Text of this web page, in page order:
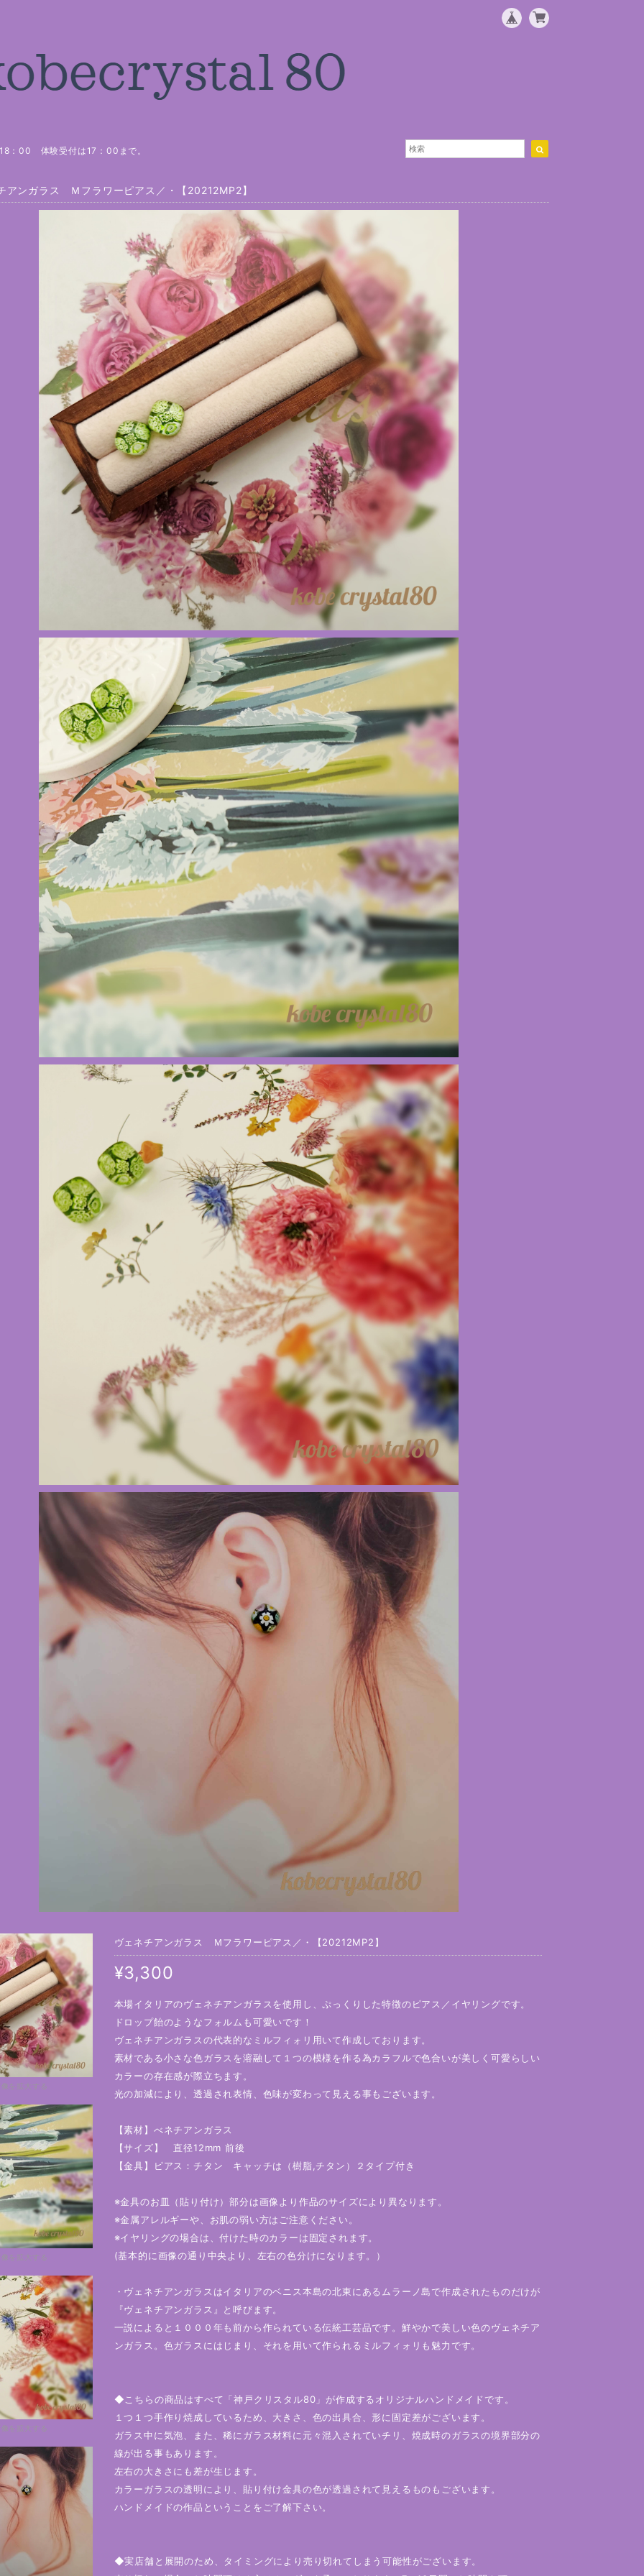
：00 体験受付は17：00まで。
アンガラス Ｍフラワーピアス／・【20212MP2】
を拡大する
を拡大する
を拡大する
ヴェネチアンガラス Ｍフラワーピアス／・【20212MP2】
¥3,300
本場イタリアのヴェネチアンガラスを使用し、ぷっくりした特徴のピアス／イヤリングです。
ドロップ飴のようなフォルムも可愛いです！
ヴェネチアンガラスの代表的なミルフィォリ用いて作成しております。
素材である小さな色ガラスを溶融して１つの模様を作る為カラフルで色合いが美しく可愛らしい
カラーの存在感が際立ちます。
光の加減により、透過され表情、色味が変わって見える事もございます。
【素材】べネチアンガラス
【サイズ】 直径12mm 前後
【金具】ピアス：チタン キャッチは（樹脂,チタン）２タイプ付き
※金具のお皿（貼り付け）部分は画像より作品のサイズにより異なります。
※金属アレルギーや、お肌の弱い方はご注意ください。
※イヤリングの場合は、付けた時のカラーは固定されます。
(基本的に画像の通り中央より、左右の色分けになります。）
・ヴェネチアンガラスはイタリアのベニス本島の北東にあるムラーノ島で作成されたものだけが
『ヴェネチアンガラス』と呼びます。
一説によると１０００年も前から作られている伝統工芸品です。鮮やかで美しい色のヴェネチア
ンガラス。色ガラスにはじまり、それを用いて作られるミルフィォリも魅力です。
◆こちらの商品はすべて「神戸クリスタル80」が作成するオリジナルハンドメイドです。
１つ１つ手作り焼成しているため、大きさ、色の出具合、形に固定差がございます。
ガラス中に気泡、また、稀にガラス材料に元々混入されていチリ、焼成時のガラスの境界部分の
線が出る事もあります。
左右の大きさにも差が生じます。
カラーガラスの透明により、貼り付け金具の色が透過されて見えるものもございます。
ハンドメイドの作品ということをご了解下さい。
◆実店舗と展開のため、タイミングにより売り切れてしまう可能性がございます。